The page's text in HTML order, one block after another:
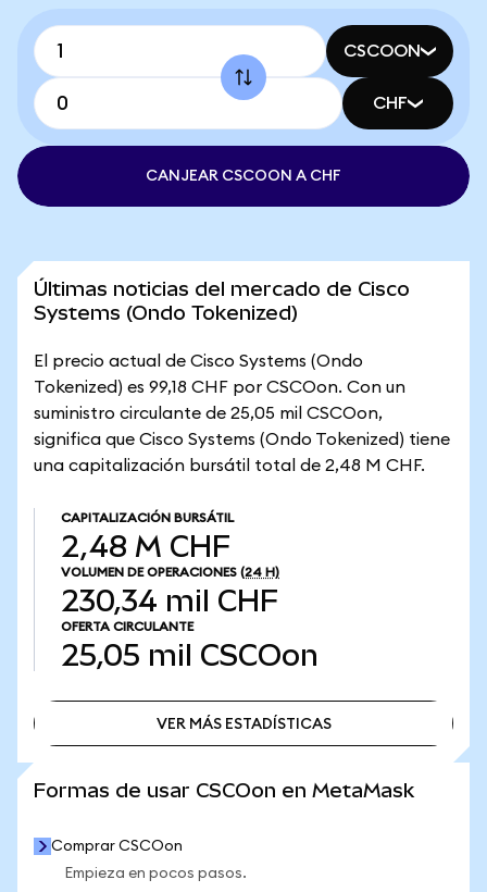
CSCOON
CHF
CANJEAR CSCOON A CHF
Últimas noticias del mercado de Cisco
Systems (Ondo Tokenized)
El precio actual de Cisco Systems (Ondo
Tokenized) es 99,18 CHF por CSCOon. Con un
suministro circulante de 25,05 mil CSCOon,
significa que Cisco Systems (Ondo Tokenized) tiene
una capitalización bursátil total de 2,48 M CHF.
CAPITALIZACIÓN BURSÁTIL
2,48 M CHF
VOLUMEN DE OPERACIONES (24 H)
230,34 mil CHF
OFERTA CIRCULANTE
25,05 mil CSCOon
VER MÁS ESTADÍSTICAS
Formas de usar CSCOon en MetaMask
Comprar CSCOon
Empieza en pocos pasos.